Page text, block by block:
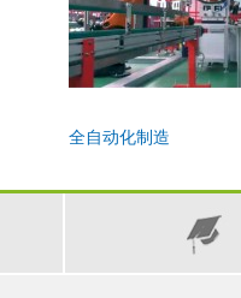
全自动化制造